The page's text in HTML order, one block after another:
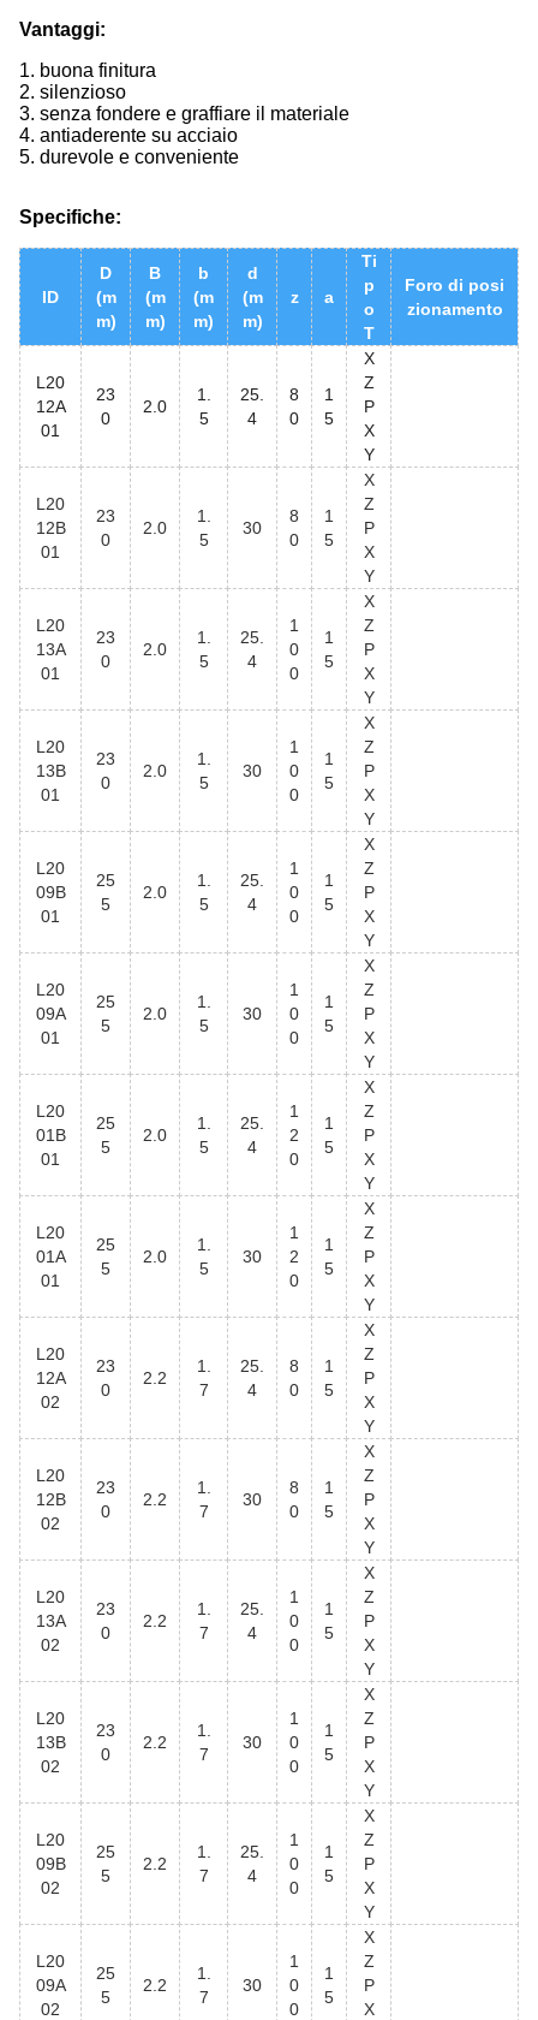
Vantaggi:
1. buona finitura
2. silenzioso
3. senza fondere e graffiare il materiale
4. antiaderente su acciaio
5. durevole e conveniente
Specifiche:
ID
D
(m
m)
B
(m
m)
b
(m
m)
d
(m
m)
z a
Ti
p
o
T
Foro di posi
zionamento
L20
12A
01
23
0
2.0
1.
5
25.
4
8
0
1
5
X
Z
P
X
Y
L20
12B
01
23
0
2.0
1.
5
30
8
0
1
5
X
Z
P
X
Y
L20
13A
01
23
0
2.0
1.
5
25.
4
1
0
0
1
5
X
Z
P
X
Y
L20
13B
01
23
0
2.0
1.
5
30
1
0
0
1
5
X
Z
P
X
Y
L20
09B
01
25
5
2.0
1.
5
25.
4
1
0
0
1
5
X
Z
P
X
Y
L20
09A
01
25
5
2.0
1.
5
30
1
0
0
1
5
X
Z
P
X
Y
L20
01B
01
25
5
2.0
1.
5
25.
4
1
2
0
1
5
X
Z
P
X
Y
L20
01A
01
25
5
2.0
1.
5
30
1
2
0
1
5
X
Z
P
X
Y
L20
12A
02
23
0
2.2
1.
7
25.
4
8
0
1
5
X
Z
P
X
Y
L20
12B
02
23
0
2.2
1.
7
30
8
0
1
5
X
Z
P
X
Y
L20
13A
02
23
0
2.2
1.
7
25.
4
1
0
0
1
5
X
Z
P
X
Y
L20
13B
02
23
0
2.2
1.
7
30
1
0
0
1
5
X
Z
P
X
Y
L20
09B
02
25
5
2.2
1.
7
25.
4
1
0
0
1
5
X
Z
P
X
Y
L20
09A
02
25
5
2.2
1.
7
30
1
0
0
1
5
X
Z
P
X